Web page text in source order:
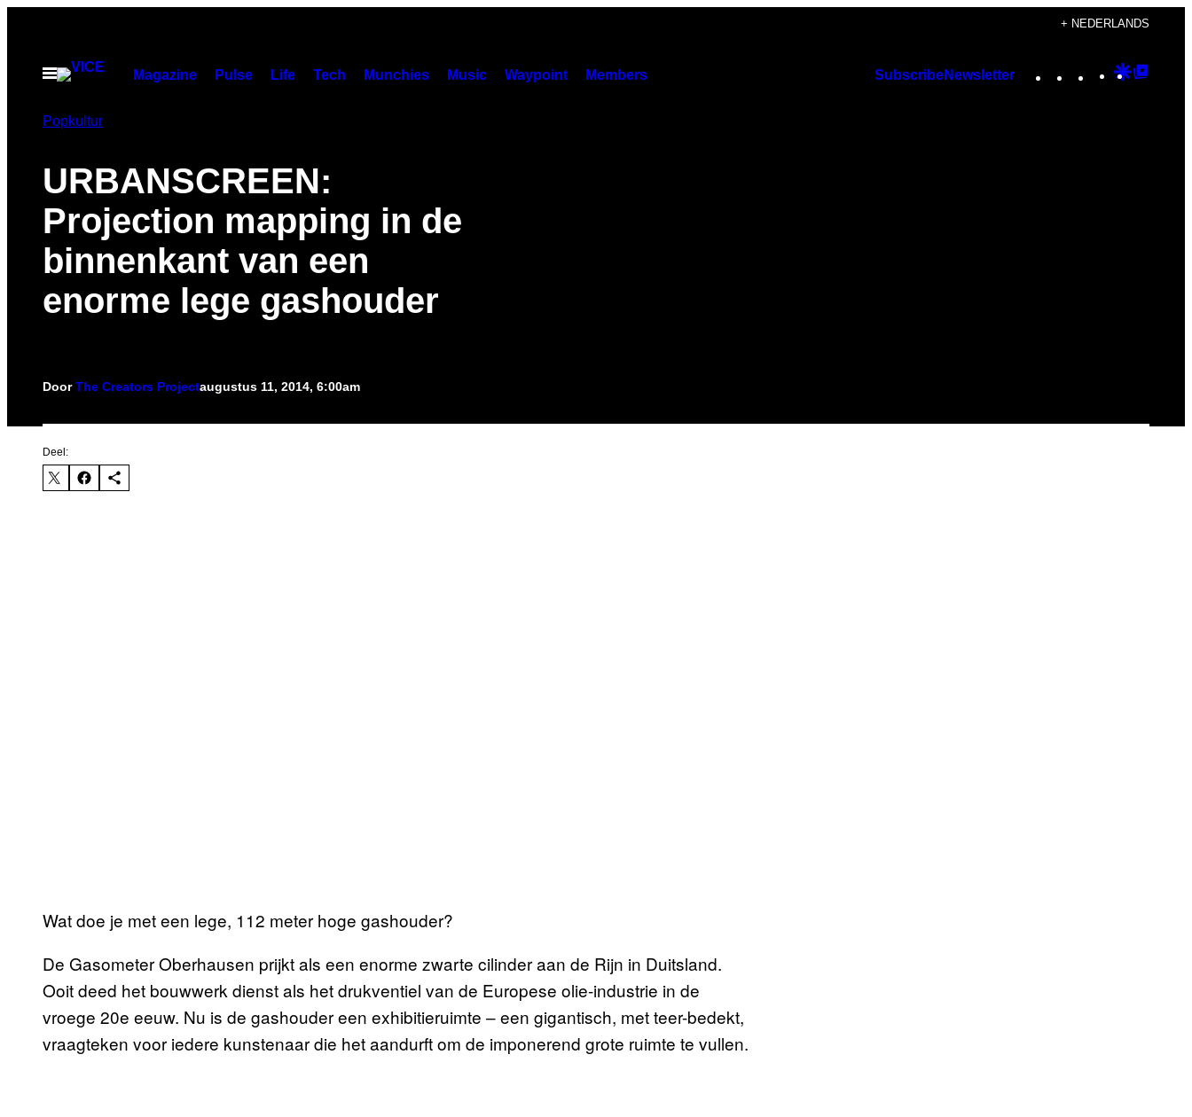
+ NEDERLANDS
Open
Magazine Pulse Life Tech Munchies Music Waypoint Members SubscribeNewsletter Instagram
TikTok
YouTube
Google
Popkultur
URBANSCREEN:
Projection mapping in de
binnenkant van een
enorme lege gashouder
DoorThe Creators Projectaugustus 11, 2014, 6:00am
Deel:
Wat doe je met een lege, 112 meter hoge gashouder?
De Gasometer Oberhausen prijkt als een enorme zwarte cilinder aan de Rijn in Duitsland.
Ooit deed het bouwwerk dienst als het drukventiel van de Europese olie-industrie in de
vroege 20e eeuw. Nu is de gashouder een exhibitieruimte – een gigantisch, met teer-bedekt,
vraagteken voor iedere kunstenaar die het aandurft om de imponerend grote ruimte te vullen.